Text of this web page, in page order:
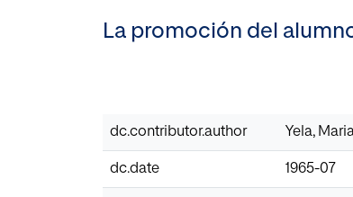
La promoción del
dc.contributor.author Yela,
dc.date 1965-07